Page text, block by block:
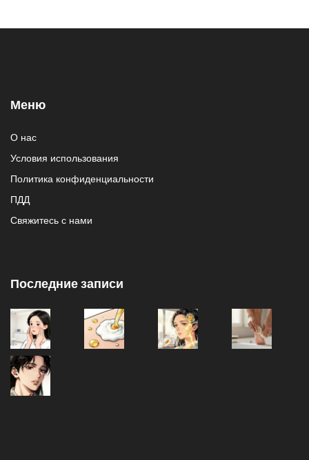
Меню
О нас
Условия использования
Политика конфиденциальности
ПДД
Свяжитесь с нами
Последние записи